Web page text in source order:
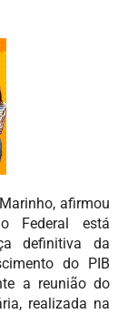
afirmou
Federal está
definitiva da
do PIB
a reunião do
realizada na